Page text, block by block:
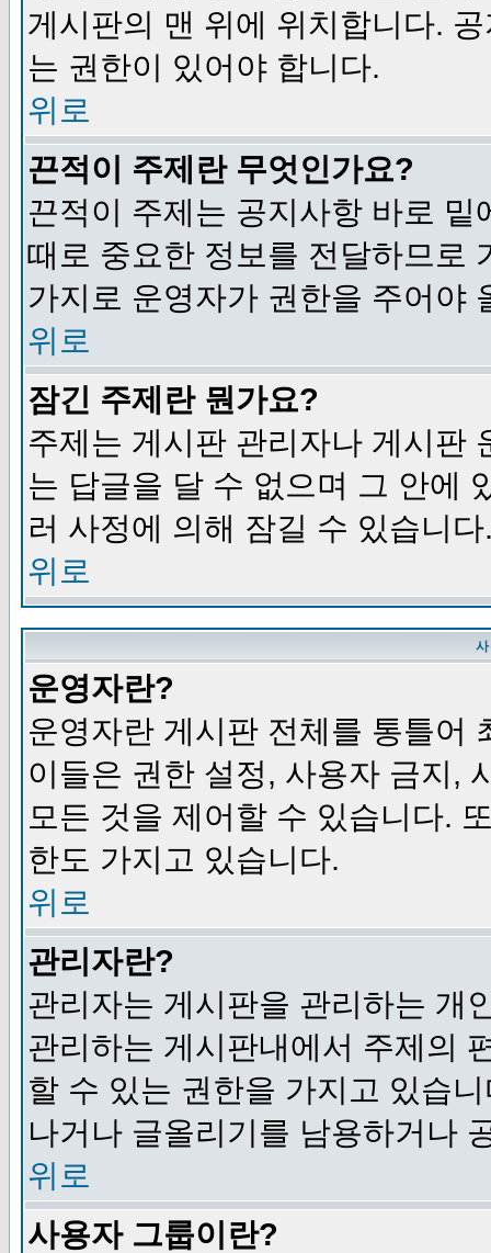
게시판의 맨 위에 위치합니다.
는 권한이 있어야 합니다.
위로
끈적이 주제란 무엇인가요?
끈적이 주제는 공지사항 바로
때로 중요한 정보를 전달하므로
가지로 운영자가 권한을 주어야
위로
잠긴 주제란 뭔가요?
주제는 게시판 관리자나 게시판
는 답글을 달 수 없으며 그 안에
러 사정에 의해 잠길 수 있습니다
위로
운영자란?
운영자란 게시판 전체를 통틀어
이들은 권한 설정, 사용자 금지,
모든 것을 제어할 수 있습니다.
한도 가지고 있습니다.
위로
관리자란?
관리자는 게시판을 관리하는 개
관리하는 게시판내에서 주제의
할 수 있는 권한을 가지고 있습
나거나 글올리기를 남용하거나
위로
사용자 그룹이란?